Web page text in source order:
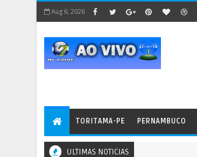
Aug 6, 2026
TORITAMA-PE PERNAMBUCO
ULTIMAS NOTICIAS